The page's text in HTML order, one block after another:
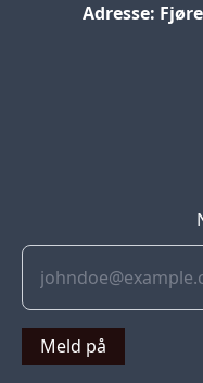
Adresse:
Meld på